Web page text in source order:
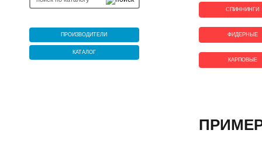
ПРОИЗВОДИТЕЛИ
КАТАЛОГ
СПИННИНГИ
ФИДЕРНЫЕ
КАРПОВЫЕ